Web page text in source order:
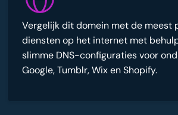
Vergelijk dit domein met de meest
diensten op het internet met
slimme DNS-configuraties voor
Google, Tumblr, Wix en Shopify.